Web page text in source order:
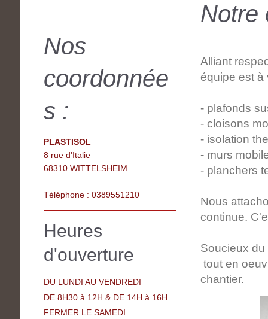
Notre
Alliant
équipe est à
- plafonds
- cloisons
- isolation
- murs
- planchers
Nous
continue.
Soucieux du
tout en
chantier.
Nos
coordonnée
s :
PLASTISOL
8 rue d'Italie
68310 WITTELSHEIM
Téléphone : 0389551210
Heures
d'ouverture
DU LUNDI AU VENDREDI
DE 8H30 à 12H & DE 14H à 16H
FERMER LE SAMEDI